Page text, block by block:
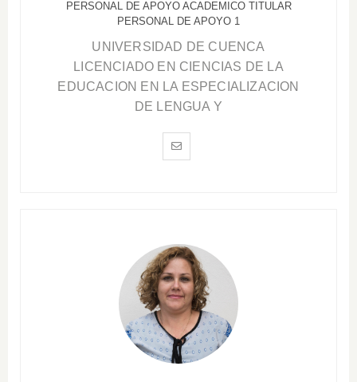
PERSONAL DE APOYO ACADEMICO TITULAR
PERSONAL DE APOYO 1
UNIVERSIDAD DE CUENCA
LICENCIADO EN CIENCIAS DE LA
EDUCACION EN LA ESPECIALIZACION
DE LENGUA Y